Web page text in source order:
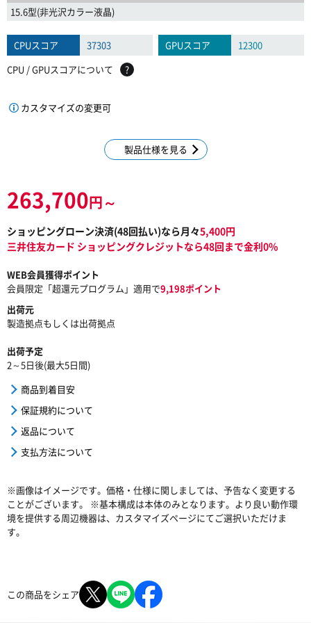
15.6型(非光沢カラー液晶)
CPUスコア 37303 GPUスコア
12300
CPU / GPUスコアについて
?
カスタマイズの変更可
製品仕様を見る
263,700円～
ショッピングローン決済(48回払い)なら月々5,400円
三井住友カード ショッピングクレジットなら48回まで金利0%
WEB会員獲得ポイント
会員限定「超還元プログラム」適用で9,198ポイント
出荷元
製造拠点もしくは出荷拠点
出荷予定
2～5日後(最大5日間)
商品到着目安
保証規約について
返品について
支払方法について
※画像はイメージです。価格・仕様に関しましては、予告なく変更する
ことがございます。 ※基本構成は本体のみとなります。より良い動作環
境を提供する周辺機器は、カスタマイズページにてご選択いただけま
す。
この商品をシェア